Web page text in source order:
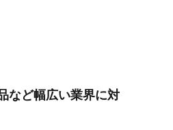
など幅広い業界に対